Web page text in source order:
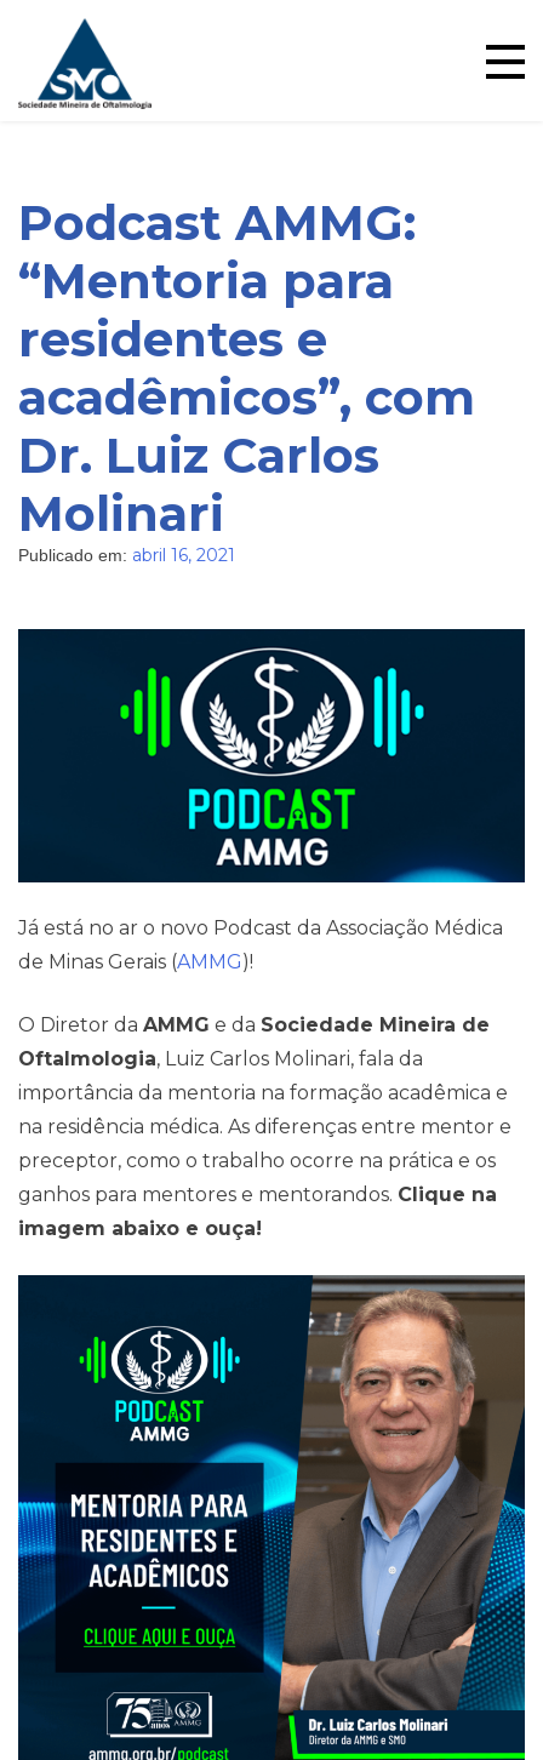
content
Blog
Pareceres Jurídicos
Contato
Podcast AMMG:
“Mentoria para
residentes e
acadêmicos”, com
Dr. Luiz Carlos
Molinari
Publicado em: abril 16, 2021
Já está no ar o novo Podcast da Associação Médica
de Minas Gerais (AMMG)!
O Diretor da AMMG e da Sociedade Mineira de
Oftalmologia, Luiz Carlos Molinari, fala da
importância da mentoria na formação acadêmica e
na residência médica. As diferenças entre mentor e
preceptor, como o trabalho ocorre na prática e os
ganhos para mentores e mentorandos. Clique na
imagem abaixo e ouça!